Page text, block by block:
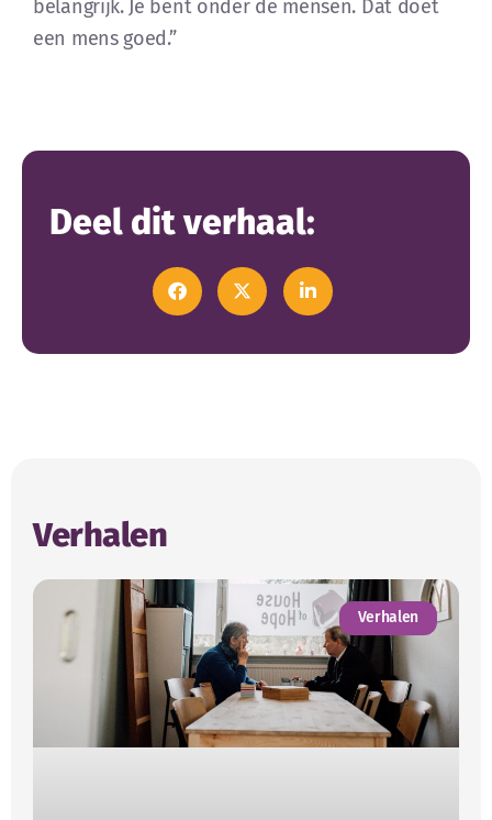
belangrijk. Je bent onder de mensen. Dat doet
een mens goed.”
Deel dit verhaal:
Verhalen
Verhalen